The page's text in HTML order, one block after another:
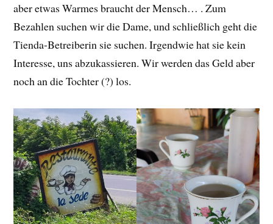
aber etwas Warmes braucht der Mensch… . Zum
Bezahlen suchen wir die Dame, und schließlich geht die
Tienda-Betreiberin sie suchen. Irgendwie hat sie kein
Interesse, uns abzukassieren. Wir werden das Geld aber
noch an die Tochter (?) los.